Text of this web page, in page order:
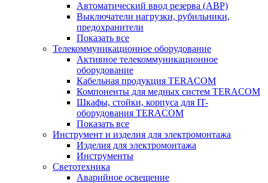
Автоматический ввод резерва (АВР)
Выключатели нагрузки, рубильники,
предохранители
Показать все
Телекоммуникационное оборудование
Активное телекоммуникационное
оборудование
Кабельная продукция TERACOM
Компоненты для медных систем TERACOM
Шкафы, стойки, корпуса для IT-
оборудования TERACOM
Показать все
Инструмент и изделия для электромонтажа
Изделия для электромонтажа
Инструменты
Светотехника
Аварийное освещение